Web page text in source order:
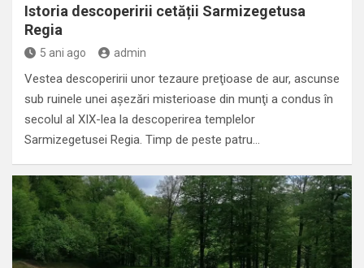
Istoria descoperirii cetății Sarmizegetusa
Regia
5 ani ago admin
Vestea descoperirii unor tezaure preţioase de aur, ascunse
sub ruinele unei aşezări misterioase din munţi a condus în
secolul al XIX-lea la descoperirea templelor
Sarmizegetusei Regia. Timp de peste patru…